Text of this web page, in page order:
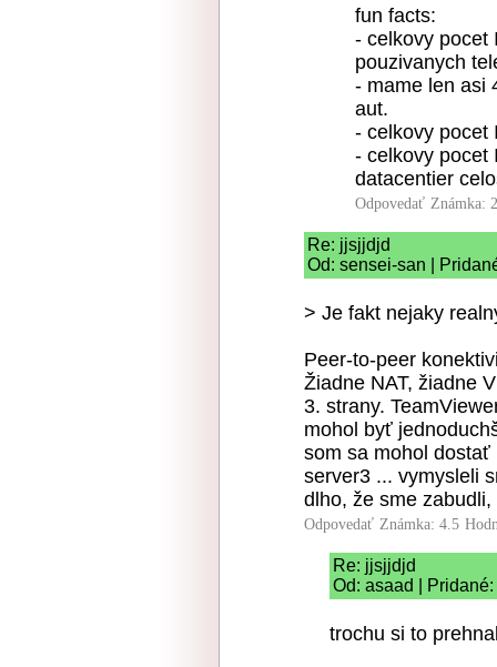
fun facts:
- celkovy pocet
pouzivanych
- mame len asi
aut.
- celkovy pocet
- celkovy pocet
datacentier
Odpovedať Známka:
Re: jjsjjdjd
Od: sensei-san |
> Je fakt nejaky
Peer-to-peer
Žiadne NAT, žiadne
3. strany.
mohol byť
som sa mohol
server3 ... vymysleli
dlho, že sme
Odpovedať Známka: 4.5
Re: jjsjjdjd
Od: asaad |
trochu si to